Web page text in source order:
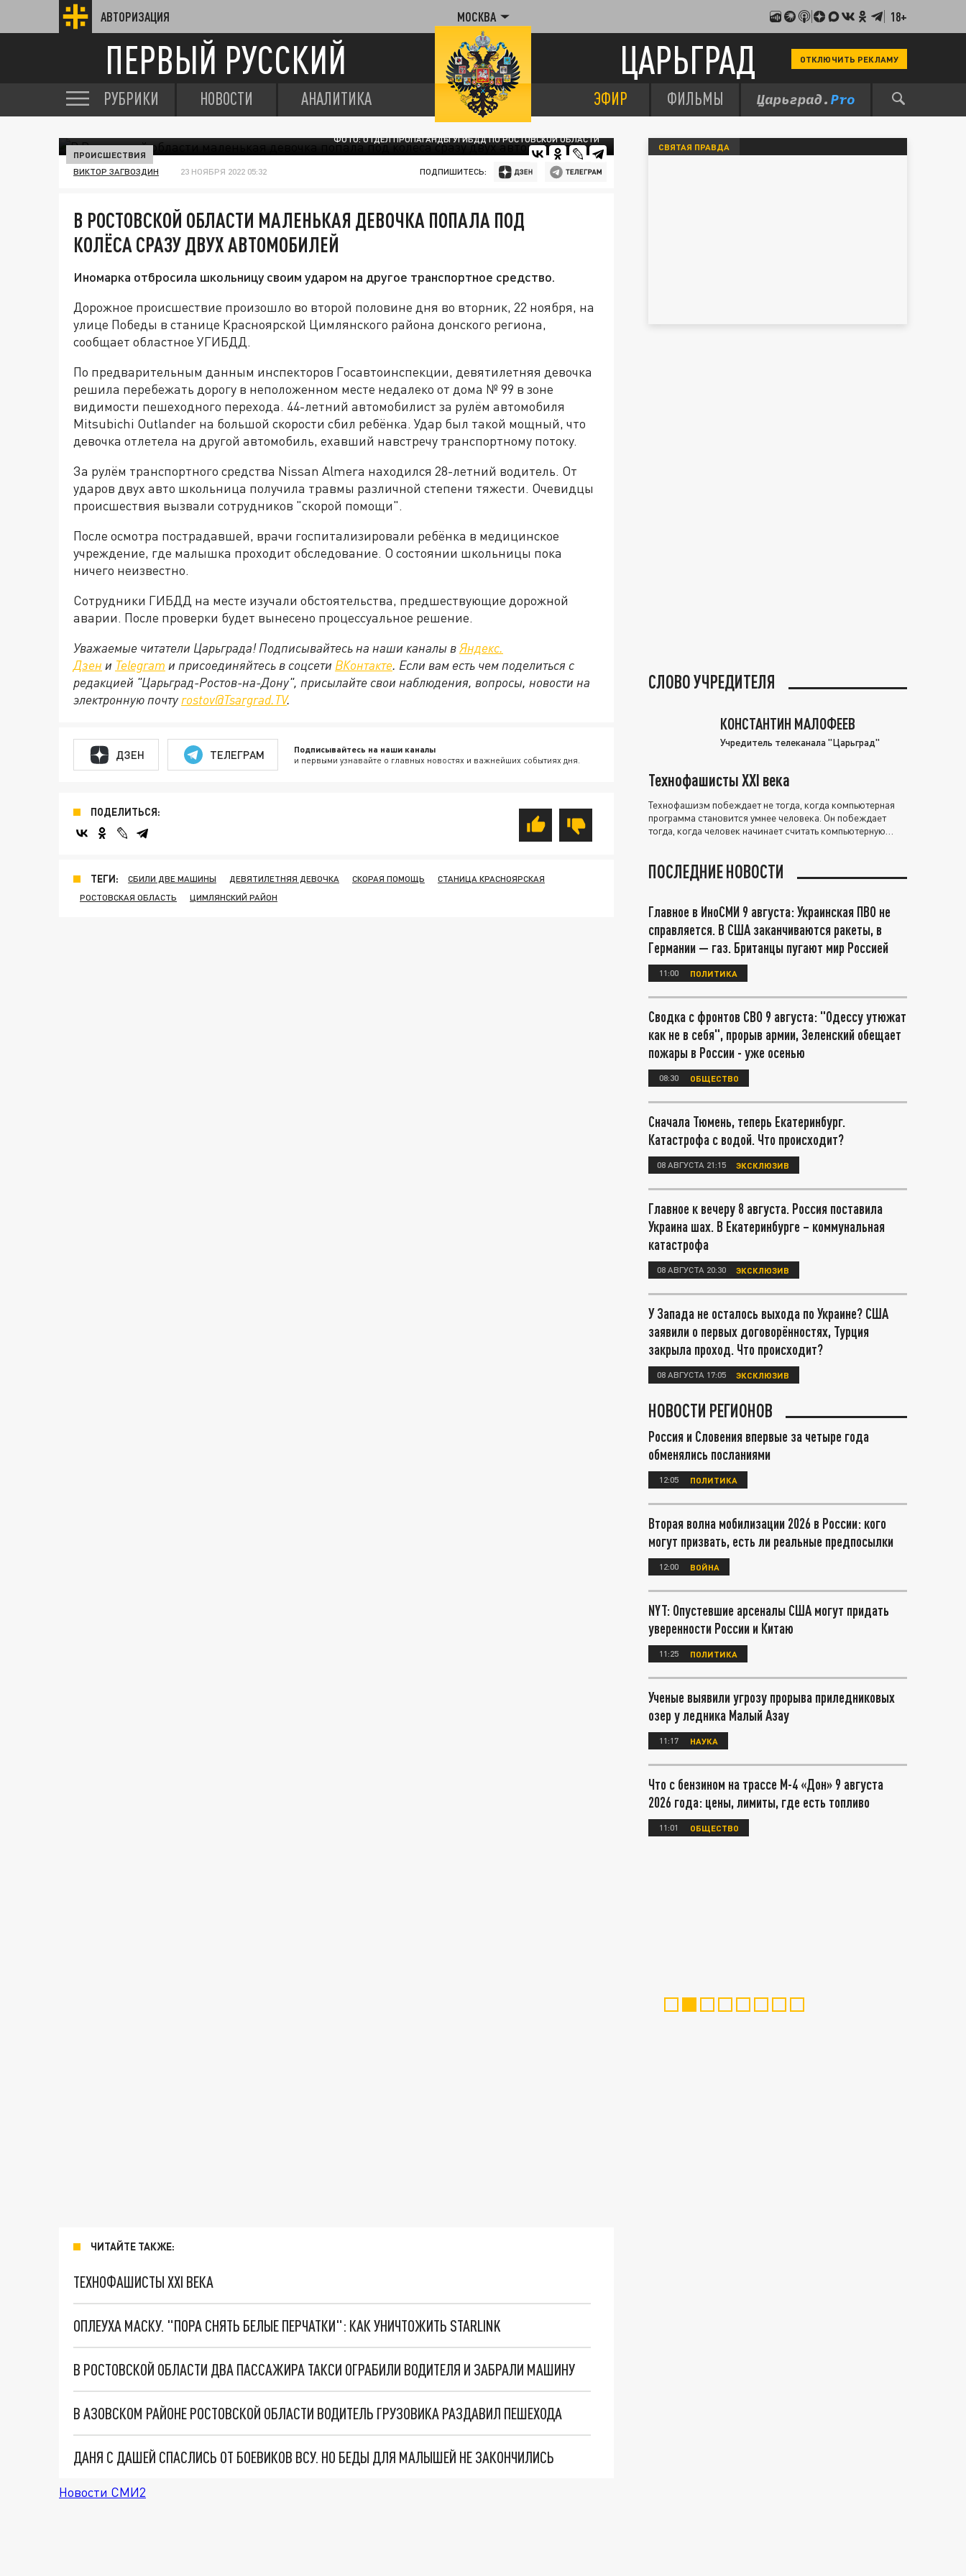
АВТОРИЗАЦИЯ МОСКВА 18+
ПЕРВЫЙ РУССКИЙ ЦАРЬГРАД ОТКЛЮЧИТЬ РЕКЛАМУ
РУБРИКИ НОВОСТИ АНАЛИТИКА ЭФИР ФИЛЬМЫ
ФОТО: ОТДЕЛ ПРОПАГАНДЫ УГИБДД ПО РОСТОВСКОЙ ОБЛАСТИ
ПРОИСШЕСТВИЯ
ВИКТОР ЗАГВОЗДИН 23 НОЯБРЯ 2022 05:32 ПОДПИШИТЕСЬ:
В РОСТОВСКОЙ ОБЛАСТИ МАЛЕНЬКАЯ ДЕВОЧКА ПОПАЛА ПОД
КОЛЁСА СРАЗУ ДВУХ АВТОМОБИЛЕЙ
Иномарка отбросила школьницу своим ударом на другое транспортное средство.
Дорожное происшествие произошло во второй половине дня во вторник, 22 ноября, на
улице Победы в станице Красноярской Цимлянского района донского региона,
сообщает областное УГИБДД.
По предварительным данным инспекторов Госавтоинспекции, девятилетняя девочка
решила перебежать дорогу в неположенном месте недалеко от дома № 99 в зоне
видимости пешеходного перехода. 44-летний автомобилист за рулём автомобиля
Mitsubichi Оutlander на большой скорости сбил ребёнка. Удар был такой мощный, что
девочка отлетела на другой автомобиль, ехавший навстречу транспортному потоку.
За рулём транспортного средства Nissan Almera находился 28-летний водитель. От
ударов двух авто школьница получила травмы различной степени тяжести. Очевидцы
происшествия вызвали сотрудников "скорой помощи".
После осмотра пострадавшей, врачи госпитализировали ребёнка в медицинское
учреждение, где малышка проходит обследование. О состоянии школьницы пока
ничего неизвестно.
Сотрудники ГИБДД на месте изучали обстоятельства, предшествующие дорожной
аварии. После проверки будет вынесено процессуальное решение.
Уважаемые читатели Царьграда! Подписывайтесь на наши каналы вЯндекс.
Дзен и Telegram и присоединяйтесь в соцсети ВКонтакте. Если вам есть чем поделиться с
редакцией "Царьград-Ростов-на-Дону", присылайте свои наблюдения, вопросы, новости на
электронную почту rostov@Tsargrad.ТV.
ДЗЕН ТЕЛЕГРАМ Подписывайтесь на наши каналы
и первыми узнавайте о главных новостях и важнейших событиях дня.
ПОДЕЛИТЬСЯ:
ТЕГИ: СБИЛИ ДВЕ МАШИНЫ ДЕВЯТИЛЕТНЯЯ ДЕВОЧКА СКОРАЯ ПОМОЩЬ
СТАНИЦА КРАСНОЯРСКАЯ
РОСТОВСКАЯ ОБЛАСТЬ
ЦИМЛЯНСКИЙ РАЙОН
ЧИТАЙТЕ ТАКЖЕ:
ТЕХНОФАШИСТЫ XXI ВЕКА
ОПЛЕУХА МАСКУ. "ПОРА СНЯТЬ БЕЛЫЕ ПЕРЧАТКИ": КАК УНИЧТОЖИТЬ STARLINK
В РОСТОВСКОЙ ОБЛАСТИ ДВА ПАССАЖИРА ТАКСИ ОГРАБИЛИ ВОДИТЕЛЯ И ЗАБРАЛИ МАШИНУ
В АЗОВСКОМ РАЙОНЕ РОСТОВСКОЙ ОБЛАСТИ ВОДИТЕЛЬ ГРУЗОВИКА РАЗДАВИЛ ПЕШЕХОДА
ДАНЯ С ДАШЕЙ СПАСЛИСЬ ОТ БОЕВИКОВ ВСУ. НО БЕДЫ ДЛЯ МАЛЫШЕЙ НЕ ЗАКОНЧИЛИСЬ
Новости СМИ2
СВЯТАЯ ПРАВДА
СЛОВО УЧРЕДИТЕЛЯ
КОНСТАНТИН МАЛОФЕЕВ
Учредитель телеканала "Царьград"
Технофашисты XXI века
Технофашизм побеждает не тогда, когда компьютерная
программа становится умнее человека. Он побеждает
тогда, когда человек начинает считать компьютерную
ПОСЛЕДНИЕ НОВОСТИ
Главное в ИноСМИ 9 августа: Украинская ПВО не
справляется. В США заканчиваются ракеты, в
Германии — газ. Британцы пугают мир Россией
11:00 ПОЛИТИКА
Сводка с фронтов СВО 9 августа: "Одессу утюжат
как не в себя", прорыв армии, Зеленский обещает
пожары в России - уже осенью
08:30 ОБЩЕСТВО
Сначала Тюмень, теперь Екатеринбург.
Катастрофа с водой. Что происходит?
08 АВГУСТА 21:15 ЭКСКЛЮЗИВ
Главное к вечеру 8 августа. Россия поставила
Украина шах. В Екатеринбурге – коммунальная
катастрофа
08 АВГУСТА 20:30 ЭКСКЛЮЗИВ
У Запада не осталось выхода по Украине? США
заявили о первых договорённостях, Турция
закрыла проход. Что происходит?
08 АВГУСТА 17:05 ЭКСКЛЮЗИВ
НОВОСТИ РЕГИОНОВ
Россия и Словения впервые за четыре года
обменялись посланиями
12:05 ПОЛИТИКА
Вторая волна мобилизации 2026 в России: кого
могут призвать, есть ли реальные предпосылки
12:00 ВОЙНА
NYT: Опустевшие арсеналы США могут придать
уверенности России и Китаю
11:25 ПОЛИТИКА
Ученые выявили угрозу прорыва приледниковых
озер у ледника Малый Азау
11:17 НАУКА
Что с бензином на трассе М-4 «Дон» 9 августа
2026 года: цены, лимиты, где есть топливо
11:01 ОБЩЕСТВО